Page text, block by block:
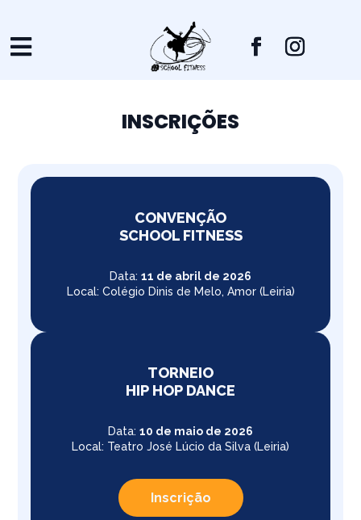

INSCRIÇÕES
CONVENÇÃO
SCHOOL FITNESS
Data: 11 de abril de 2026
Local: Colégio Dinis de Melo, Amor (Leiria)
TORNEIO
HIP HOP DANCE
Data: 10 de maio de 2026
Local: Teatro José Lúcio da Silva (Leiria)
Inscrição